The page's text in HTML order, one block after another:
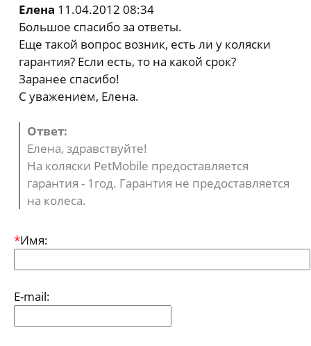
Елена 11.04.2012 08:34
Большое спасибо за ответы.
Еще такой вопрос возник, есть ли у коляски
гарантия? Если есть, то на какой срок?
Заранее спасибо!
С уважением, Елена.
Ответ:
Елена, здравствуйте!
На коляски PetMobile предоставляется
гарантия - 1год. Гарантия не предоставляется
на колеса.
*Имя:
E-mail: